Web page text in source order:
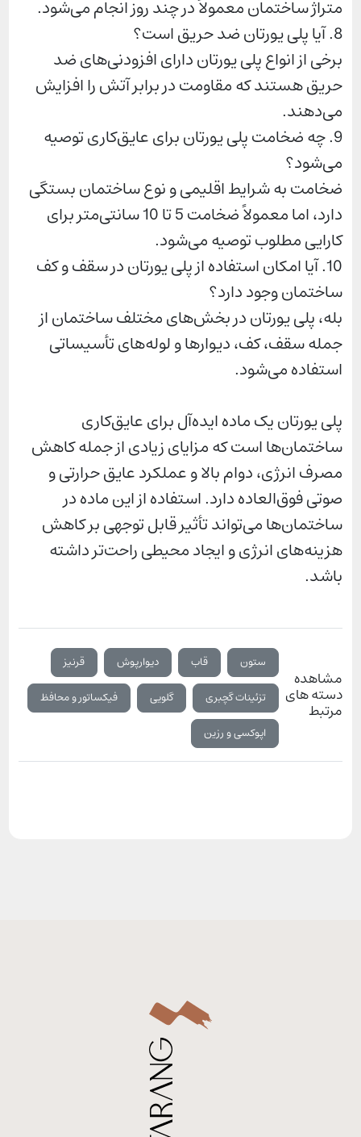
متراژ ساختمان معمولاً در چند روز انجام می‌شود.
8. آیا پلی یورتان ضد حریق است؟
برخی از انواع پلی یورتان دارای افزودنی‌های ضد
حریق هستند که مقاومت در برابر آتش را افزایش
می‌دهند.
9. چه ضخامت پلی یورتان برای عایق‌کاری توصیه
می‌شود؟
ضخامت به شرایط اقلیمی و نوع ساختمان بستگی
دارد، اما معمولاً ضخامت 5 تا 10 سانتی‌متر برای
کارایی مطلوب توصیه می‌شود.
10. آیا امکان استفاده از پلی یورتان در سقف و کف
ساختمان وجود دارد؟
بله، پلی یورتان در بخش‌های مختلف ساختمان از
جمله سقف، کف، دیوارها و لوله‌های تأسیساتی
استفاده می‌شود.
پلی یورتان یک ماده ایده‌آل برای عایق‌کاری
ساختمان‌ها است که مزایای زیادی از جمله کاهش
مصرف انرژی، دوام بالا و عملکرد عایق حرارتی و
صوتی فوق‌العاده دارد. استفاده از این ماده در
ساختمان‌ها می‌تواند تأثیر قابل توجهی بر کاهش
هزینه‌های انرژی و ایجاد محیطی راحت‌تر داشته
باشد.
مشاهده
دسته های
مرتبط
ستون قاب دیوارپوش
قرنیز
تزئینات گچبری
گلویی
فیکساتور و محافظ
اپوکسی و رزین